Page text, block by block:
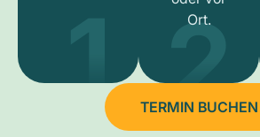
1
Ort.
2
TERMIN BUCHEN